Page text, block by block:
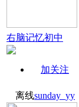
右脑记忆初中
加关注
离线sunday_yy